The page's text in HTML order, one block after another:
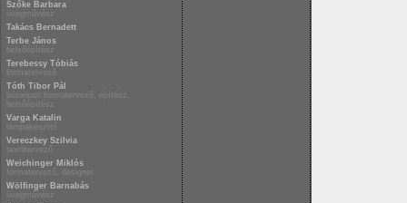
Szőke Barbara
üvegművész
Takács Bernadett
Terbe János
belsőépítész
Terebessy Tóbiás
formatervező
Tóth Tibor Pál
bútoripari formatervező, építész,
belsőépítész
Varga Katalin
lámpakészítő
Vereczkey Szilvia
textiltervező
Weichinger Miklós
formatervező, designer
Wölfinger Barnabás
üvegművész